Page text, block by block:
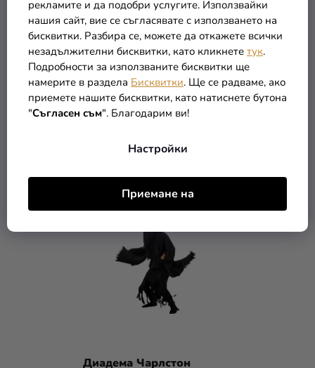
рекламите и да подобри услугите. Използвайки
нашия сайт, вие се съгласявате с използването на
бисквитки. Разбира се, можете да откажете всички
незадължителни бисквитки, като кликнете тук.
Подробности за използваните бисквитки ще
намерите в раздела Бисквитки. Ще се радваме, ако
приемете нашите бисквитки, като натиснете бутона
"Съгласен съм". Благодарим ви!
Настройки
Приемане на
Магическата пръчка на
Хърмаяни
14,90 € (–33 %)
Делукс магическа
пръчка на Хари Потър
15,09 €
Диадема Чарлстон